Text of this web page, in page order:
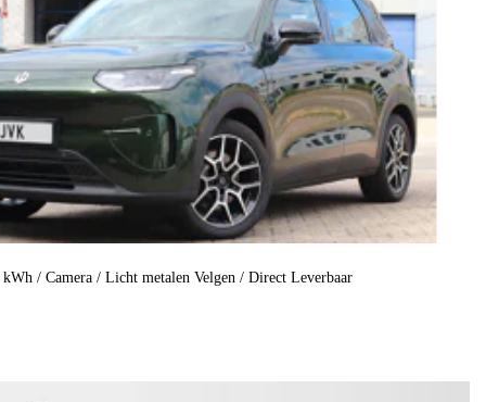
/ Camera / Licht metalen Velgen / Direct Leverbaar